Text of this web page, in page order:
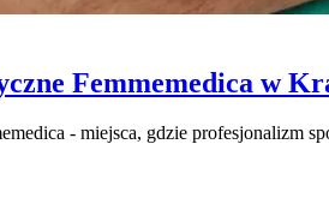
Femmemedica w
- miejsca, gdzie profesjonalizm